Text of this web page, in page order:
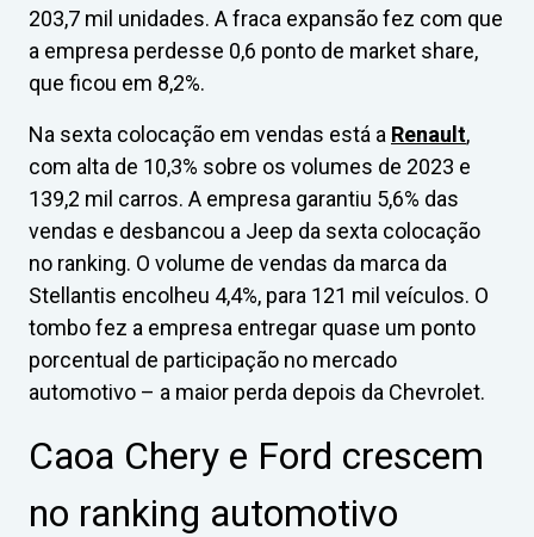
203,7 mil unidades. A fraca expansão fez com que
a empresa perdesse 0,6 ponto de market share,
que ficou em 8,2%.
Na sexta colocação em vendas está a Renault,
com alta de 10,3% sobre os volumes de 2023 e
139,2 mil carros. A empresa garantiu 5,6% das
vendas e desbancou a Jeep da sexta colocação
no ranking. O volume de vendas da marca da
Stellantis encolheu 4,4%, para 121 mil veículos. O
tombo fez a empresa entregar quase um ponto
porcentual de participação no mercado
automotivo – a maior perda depois da Chevrolet.
Caoa Chery e Ford crescem
no ranking automotivo